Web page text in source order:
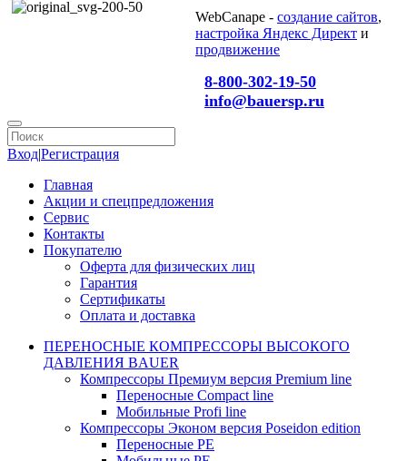
WebCanape - создание сайтов,
настройка Яндекс Директ и
продвижение
8-800-302-19-50
info@bauersp.ru
Вход|Регистрация
Главная
Акции и спецпредложения
Сервис
Контакты
Покупателю
Оферта для физических лиц
Гарантия
Сертификаты
Оплата и доставка
ПЕРЕНОСНЫЕ КОМПРЕССОРЫ ВЫСОКОГО
ДАВЛЕНИЯ BAUER
Компрессоры Премиум версия Premium line
Переносные Compact line
Мобильные Profi line
Компрессоры Эконом версия Poseidon edition
Переносные PE